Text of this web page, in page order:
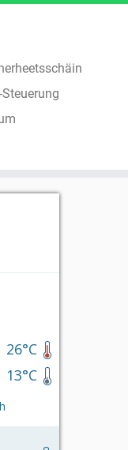
Steuerung
26°C
13°C